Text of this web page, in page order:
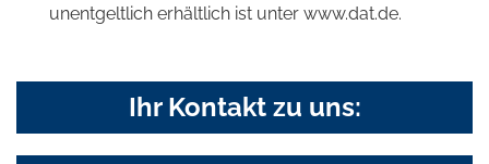
unentgeltlich erhältlich ist unter www.dat.de.
Ihr Kontakt zu uns: